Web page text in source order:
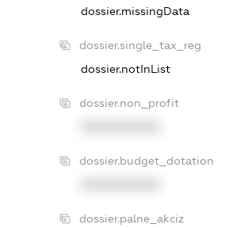
dossier.missingData
dossier.single_tax_reg
dossier.notInList
dossier.non_profit
dossier.budget_dotation
dossier.palne_akciz